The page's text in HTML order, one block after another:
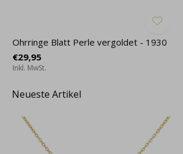
Ohrringe Blatt Perle vergoldet - 1930
€29,95
Inkl. MwSt.
Neueste Artikel